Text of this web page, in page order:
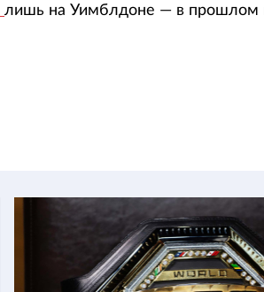
лишь на Уимблдоне — в прошлом